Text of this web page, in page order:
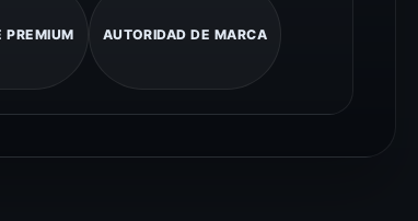
PREMIUM AUTORIDAD DE MARCA